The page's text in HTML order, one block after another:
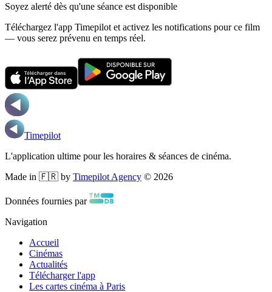
Soyez alerté dès qu'une séance est disponible
Téléchargez l'app Timepilot et activez les notifications pour ce film
— vous serez prévenu en temps réel.
Timepilot
L'application ultime pour les horaires & séances de cinéma.
Made in 🇫🇷 by Timepilot Agency © 2026
Données fournies par
Navigation
Accueil
Cinémas
Actualités
Télécharger l'app
Les cartes cinéma à Paris